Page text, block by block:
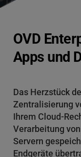
OVD
Apps und
Das Herzstück
Zentralisierung
Ihrem Cloud-
Verarbeitung
Servern
Endgeräte